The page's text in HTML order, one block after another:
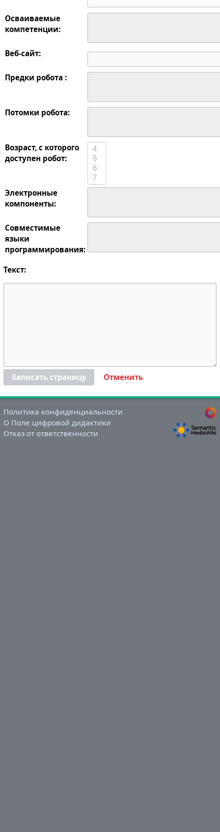
Осваиваемые
компетенции:
Веб-сайт:
Предки робота :
Потомки робота:
Возраст, с которого
доступен робот:
Электронные
компоненты:
Совместимые
языки
программирования:
Текст:
Записать страницу Отменить
Политика конфиденциальности
О Поле цифровой дидактики
Отказ от ответственности